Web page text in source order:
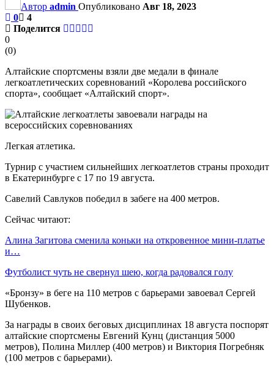
Автор admin Опубликовано Авг 18, 2023
0
4
Поделится
0
(0)
Алтайские спортсмены взяли две медали в финале
легкоатлетических соревнований «Королева российского
спорта», сообщает «Алтайский спорт».
Легкая атлетика.
Турнир с участием сильнейших легкоатлетов страны проходит
в Екатеринбурге с 17 по 19 августа.
Савелий Савлуков победил в забеге на 400 метров.
Сейчас читают:
Алина Загитова сменила коньки на откровенное мини-платье
и…
Футболист чуть не свернул шею, когда радовался голу
«Бронзу» в беге на 110 метров с барьерами завоевал Сергей
Шубенков.
За награды в своих беговых дисциплинах 18 августа поспорят
алтайские спортсмены Евгений Кунц (дистанция 5000
метров), Полина Миллер (400 метров) и Виктория Погребняк
(100 метров с барьерами).